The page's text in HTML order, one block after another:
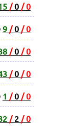
/ 0 / 0
9 / 0 / 0
/ 0 / 0
/ 0 / 0
1 / 0 / 0
/ 2 / 0